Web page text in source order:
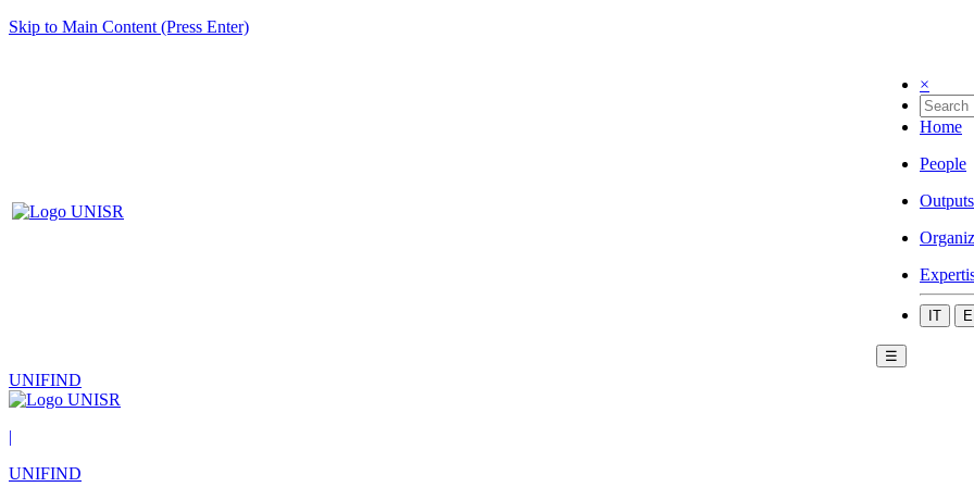
Skip to Main Content (Press Enter)
×
Home
People
Outputs
IT
☰
UNIFIND
|
UNIFIND